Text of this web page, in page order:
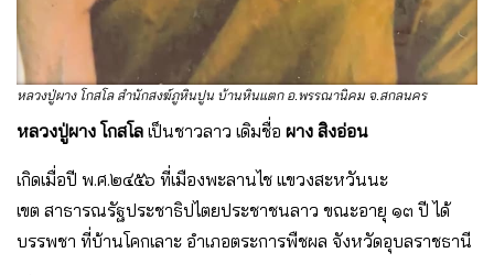
หลวงปู่ผาง โกสโล สำนักสงฆ์ภูหินปูน บ้านหินแตก อ.พรรณานิคม จ.สกลนคร
หลวงปู่ผาง โกสโล เป็นชาวลาว เดิมชื่อ ผาง สิงอ่อน
เกิดเมื่อปี พ.ศ.๒๔๕๖ ที่เมืองพะลานไช แขวงสะหวันนะ
เขต สาธารณรัฐประชาธิปไตยประชาชนลาว ขณะอายุ ๑๓ ปี ได้
บรรพชา ที่บ้านโคกเลาะ อำเภอตระการพืชผล จังหวัดอุบลราชธานี